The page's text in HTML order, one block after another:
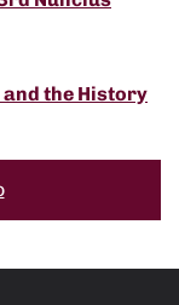
the History